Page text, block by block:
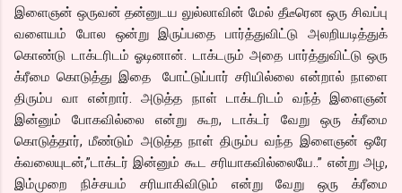
இளைஞன் ஒருவன் தன்னுடய லுல்லாவின் மேல் தீடீரென ஒரு சிவப்பு
வளையம் போல ஒன்று இருப்பதை பார்த்துவிட்டு அலறியடித்துக்
கொண்டு டாக்டரிடம் ஓடினான். டாக்டரும் அதை பார்த்துவிட்டு ஒரு
க்ரீமை கொடுத்து இதை போட்டுப்பார் சரியில்லை என்றால் நாளை
திரும்ப வா என்றார். அடுத்த நாள் டாக்டரிடம் வந்த் இளைஞன்
இன்னும் போகவில்லை என்று கூற, டாக்டர் வேறு ஒரு க்ரீமை
கொடுத்தார், மீண்டும் அடுத்த நாள் திரும்ப வந்த இளைஞன் ஒரே
க்வலையுடன்,”டாக்டர் இன்னும் கூட சரியாகவில்லையே..” என்று அழ,
இம்முறை நிச்சயம் சரியாகிவிடும் என்று வேறு ஒரு க்ரீமை